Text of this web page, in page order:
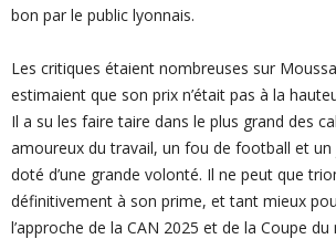
bon par le public lyonnais.
Les critiques étaient nombreuses sur
estimaient que son prix n’était pas à la
Il a su les faire taire dans le plus grand des
amoureux du travail, un fou de football et
doté d’une grande volonté. Il ne peut que
définitivement à son prime, et tant mieux
l’approche de la CAN 2025 et de la Coupe